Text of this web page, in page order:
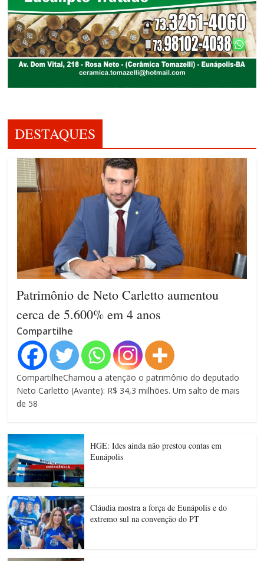
DESTAQUES
Patrimônio de Neto Carletto aumentou
cerca de 5.600% em 4 anos
Compartilhe
CompartilheChamou a atenção o patrimônio do deputado
Neto Carletto (Avante): R$ 34,3 milhões. Um salto de mais
de 58
HGE: Ides ainda não prestou contas em
Eunápolis
Cláudia mostra a força de Eunápolis e do
extremo sul na convenção do PT